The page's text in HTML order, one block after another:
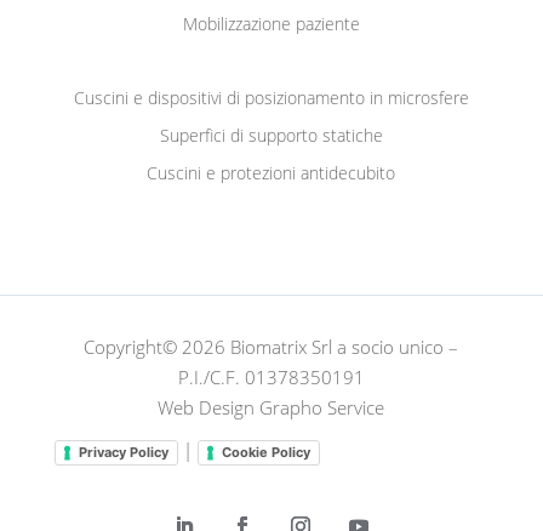
Mobilizzazione paziente
Cuscini e dispositivi di posizionamento in microsfere
Superfici di supporto statiche
Cuscini e protezioni antidecubito
Copyright© 2026 Biomatrix Srl a socio unico –
P.I./C.F. 01378350191
Web Design Grapho Service
Privacy Policy | Cookie Policy